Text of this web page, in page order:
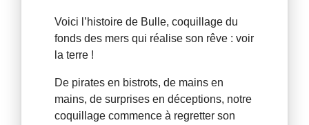
Voici l’histoire de Bulle, coquillage du
fonds des mers qui réalise son rêve : voir
la terre !
De pirates en bistrots, de mains en
mains, de surprises en déceptions, notre
coquillage commence à regretter son